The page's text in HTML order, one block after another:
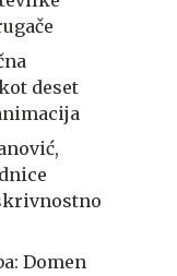
deset
Domen